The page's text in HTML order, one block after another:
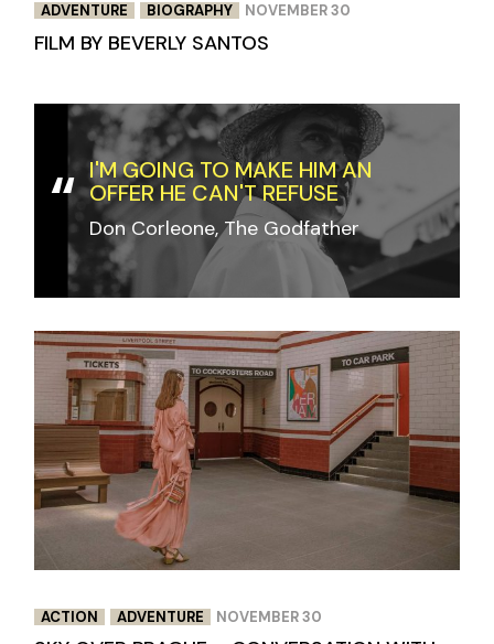
ADVENTURE BIOGRAPHY NOVEMBER 30
FILM BY BEVERLY SANTOS
I'M GOING TO MAKE HIM AN
OFFER HE CAN'T REFUSE
Don Corleone, The Godfather
ACTION ADVENTURE NOVEMBER 30